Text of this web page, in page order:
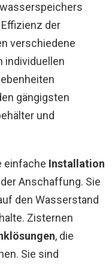
der
verschiedene
individuellen
gängigsten
und
einfache Installation
Anschaffung. Sie
den Wasserstand
Zisternen
, die
Sie sind